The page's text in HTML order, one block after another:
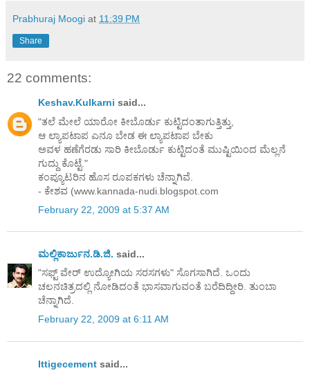
Prabhuraj Moogi at 11:39 PM
Share
22 comments:
Keshav.Kulkarni said...
"ತಲೆ ಮೇಲೆ ಯಾರೋ ಕೀಬೊರ್ಡು ಕುಟ್ಟಿದಂತಾಗುತ್ತಿತ್ತು,
ಆ ಲ್ಯಾಪಟಾಪ ಎನೂ ಬೇಡ ಈ ಲ್ಯಾಪಟಾಪ ಬೇಕು
ಅವಳ ಹಣೆಗೆರಡು ಸಾರಿ ಕೀಬೊರ್ಡು ಕುಟ್ಟಿದಂತೆ ಮುಷ್ಟಿಯಿಂದ ಮೆಲ್ಲನೆ
ಗುದ್ದು ಕೊಟ್ಟೆ."
ಕಂಪ್ಯೂಟರಿನ ಹೊಸ ರೂಪಕಗಳು ಚೆನ್ನಾಗಿವೆ.
- ಕೇಶವ (www.kannada-nudi.blogspot.com
February 22, 2009 at 5:37 AM
ಮಲ್ಲಿಕಾರ್ಜುನ.ಡಿ.ಜಿ. said...
"ಸಫ್ಟ್ ವೇರ್ ಉದ್ಯೋಗಿಯ ಸರಸಗಳು" ಸೊಗಸಾಗಿದೆ. ಒಂದು
ಚಲನಚಿತ್ರದಲ್ಲಿ ನೋಡಿದಂತೆ ಭಾಸವಾಗುವಂತೆ ಬರೆದಿದ್ದೀರಿ. ತುಂಬಾ
ಚೆನ್ನಾಗಿದೆ.
February 22, 2009 at 6:11 AM
Ittigecement said...